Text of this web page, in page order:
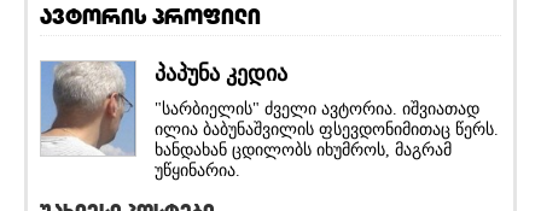
ავტორის პროფილი
პაპუნა კედია
"სარბიელის" ძველი ავტორია. იშვიათად
ილია ბაბუნაშვილის ფსევდონიმითაც წერს.
ხანდახან ცდილობს იხუმროს, მაგრამ
უწყინარია.